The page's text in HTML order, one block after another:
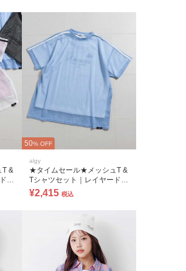
&
コ
50% OFF
algy
★タイムセール★メッシュT &
Tシャツセット｜レイヤードコ
ーデ 2枚セット
¥2,415 税込